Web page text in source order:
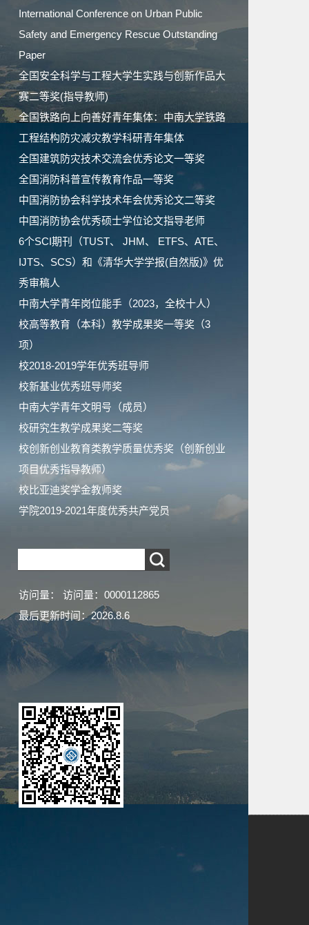
International Conference on Urban Public
Safety and Emergency Rescue Outstanding
Paper
全国安全科学与工程大学生实践与创新作品大
赛二等奖(指导教师)
全国铁路向上向善好青年集体：中南大学铁路
工程结构防灾减灾教学科研青年集体
全国建筑防灾技术交流会优秀论文一等奖
全国消防科普宣传教育作品一等奖
中国消防协会科学技术年会优秀论文二等奖
中国消防协会优秀硕士学位论文指导老师
6个SCI期刊（TUST、 JHM、 ETFS、ATE、
IJTS、SCS）和《清华大学学报(自然版)》优
秀审稿人
中南大学青年岗位能手（2023，全校十人）
校高等教育（本科）教学成果奖一等奖（3
项）
校2018-2019学年优秀班导师
校新基业优秀班导师奖
中南大学青年文明号（成员）
校研究生教学成果奖二等奖
校创新创业教育类教学质量优秀奖（创新创业
项目优秀指导教师）
校比亚迪奖学金教师奖
学院2019-2021年度优秀共产党员
访问量： 访问量： 0000112865
最后更新时间：2026.8.6